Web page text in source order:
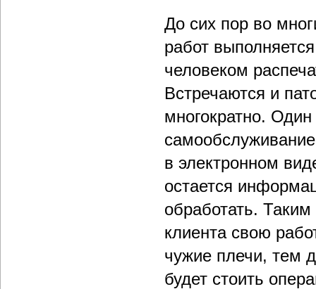
До сих пор во
работ
человеком
Встречаются и
многократно.
в электронном
остается
обработать.
клиента свою
чужие плечи, тем
будет стоить